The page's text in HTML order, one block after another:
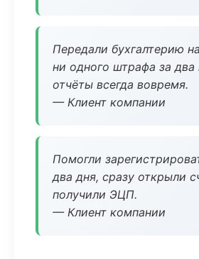
Передали бухгалтерию
ни одного штрафа за два
отчёты всегда вовремя.
— Клиент компании
Помогли
два дня, сразу открыли
получили ЭЦП.
— Клиент компании